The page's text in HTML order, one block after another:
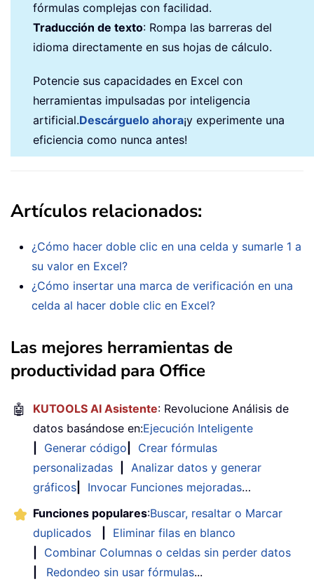
fórmulas complejas con facilidad.
Traducción de texto: Rompa las barreras del
idioma directamente en sus hojas de cálculo.
Potencie sus capacidades en Excel con
herramientas impulsadas por inteligencia
artificial.Descárguelo ahora¡y experimente una
eficiencia como nunca antes!
Artículos relacionados:
¿Cómo hacer doble clic en una celda y sumarle 1 a
su valor en Excel?
¿Cómo insertar una marca de verificación en una
celda al hacer doble clic en Excel?
Las mejores herramientas de
productividad para Office
🤖 KUTOOLS AI Asistente: Revolucione Análisis de
datos basándose en:Ejecución Inteligente
Generar código
Crear fórmulas
personalizadas
Analizar datos y generar
gráficos
Invocar Funciones mejoradas…
Funciones populares:Buscar, resaltar o Marcar
duplicados
Eliminar filas en blanco
Combinar Columnas o celdas sin perder datos
Redondeo sin usar fórmulas...